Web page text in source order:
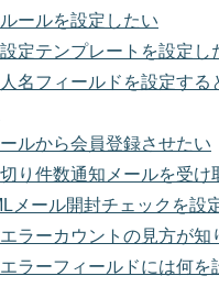
ールを設定したい
定テンプレートを設定し
名フィールドを設定す
ルから会員登録させたい
り件数通知メールを受け
メール開封チェックを設
ラーカウントの見方が知
ラーフィールドには何を